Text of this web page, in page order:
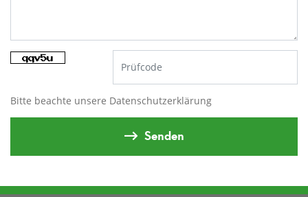
Bitte beachte unsere Datenschutzerklärung
Senden